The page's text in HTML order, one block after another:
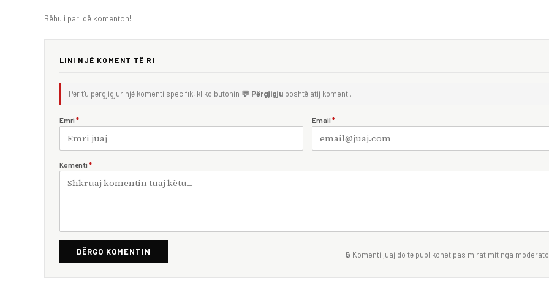
Bëhu i pari që komenton!
LINI NJË KOMENT TË RI
Për t'u përgjigjur një komenti specifik, kliko butonin 💬 Përgjigju poshtë atij komenti.
Emri * Email *
Komenti *
DËRGO KOMENTIN 🔒 Komenti juaj do të publikohet pas miratimit nga